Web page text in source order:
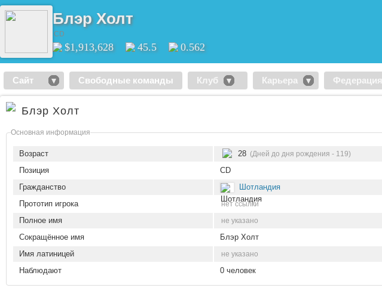
Блэр Холт
CD
$1,913,628 45.5 0.562
Сайт Свободные команды Клуб Карьера Федерация
Блэр Холт
Основная информация
Возраст 28 (Дней до дня рождения - 119)
Позиция
CD
Гражданство
Шотландия
Прототип игрока
нет ссылки
Полное имя не указано
Сокращённое имя
Блэр Холт
Имя латиницей
не указано
Наблюдают 0 человек